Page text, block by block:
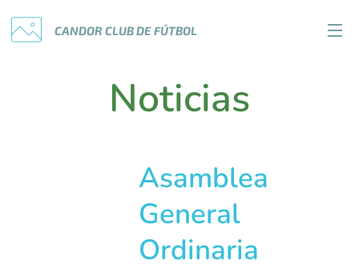
CANDOR CLUBDEFÚTBOL
Noticias
Asamblea
General
Ordinaria